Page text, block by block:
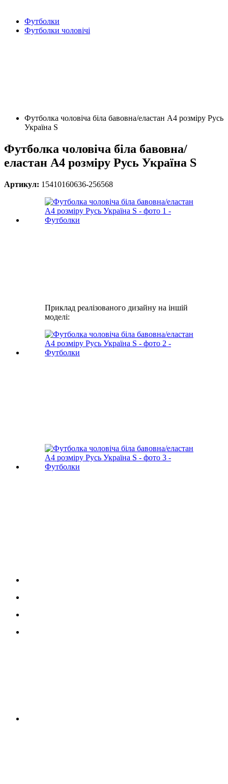
Футболки
Футболки чоловічі
Футболка чоловіча біла бавовна/еластан А4 розміру Русь
Україна S
Футболка чоловіча біла бавовна/
еластан А4 розміру Русь Україна S
Артикул: 15410160636-256568
Приклад реалізованого дизайну на іншій
моделі: